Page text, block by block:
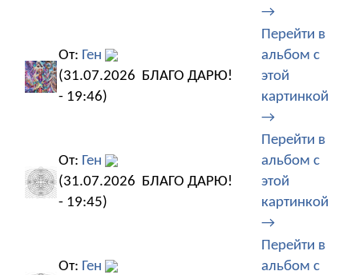
→
От: Ген
(31.07.2026
- 19:46)
БЛАГО ДАРЮ!
Перейти в
альбом с
этой
картинкой
→
От: Ген
(31.07.2026
- 19:45)
БЛАГО ДАРЮ!
Перейти в
альбом с
этой
картинкой
→
От: Ген
Перейти в
альбом с